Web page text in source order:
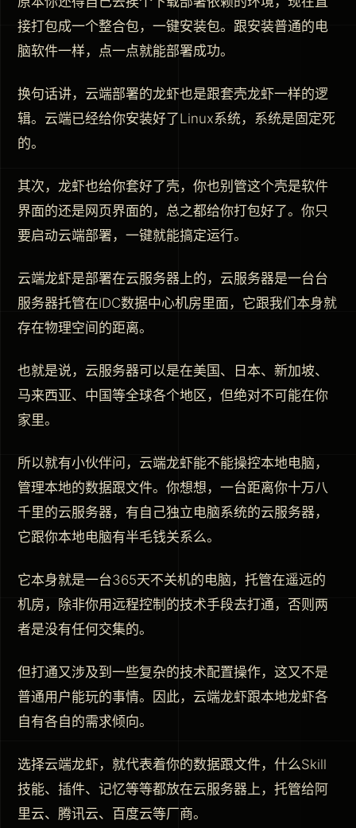
接打包成一个整合包，一键安装包。跟安装普通的电
脑软件一样，点一点就能部署成功。
换句话讲，云端部署的龙虾也是跟套壳龙虾一样的逻
辑。云端已经给你安装好了Linux系统，系统是固定死
的。
其次，龙虾也给你套好了壳，你也别管这个壳是软件
界面的还是网页界面的，总之都给你打包好了。你只
要启动云端部署，一键就能搞定运行。
云端龙虾是部署在云服务器上的，云服务器是一台台
服务器托管在IDC数据中心机房里面，它跟我们本身就
存在物理空间的距离。
也就是说，云服务器可以是在美国、日本、新加坡、
马来西亚、中国等全球各个地区，但绝对不可能在你
家里。
所以就有小伙伴问，云端龙虾能不能操控本地电脑，
管理本地的数据跟文件。你想想，一台距离你十万八
千里的云服务器，有自己独立电脑系统的云服务器，
它跟你本地电脑有半毛钱关系么。
它本身就是一台365天不关机的电脑，托管在遥远的
机房，除非你用远程控制的技术手段去打通，否则两
者是没有任何交集的。
但打通又涉及到一些复杂的技术配置操作，这又不是
普通用户能玩的事情。因此，云端龙虾跟本地龙虾各
自有各自的需求倾向。
选择云端龙虾，就代表着你的数据跟文件，什么Skill
技能、插件、记忆等等都放在云服务器上，托管给阿
里云、腾讯云、百度云等厂商。